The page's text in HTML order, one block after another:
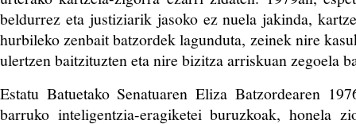
beldurrez eta justiziarik jasoko ez nuela jakinda,
hurbileko zenbait batzordek lagunduta, zeinek nire
ulertzen baitzituzten eta nire bizitza arriskuan zegoela
Estatu Batuetako Senatuaren Eliza Batzordearen
barruko inteligentzia-eragiketei buruzkoak, honela